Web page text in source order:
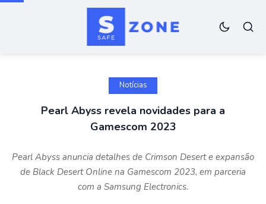
Notícias
Pearl Abyss revela novidades para a
Gamescom 2023
Pearl Abyss anuncia detalhes de Crimson Desert e expansão
de Black Desert Online na Gamescom 2023, em parceria
com a Samsung Electronics.